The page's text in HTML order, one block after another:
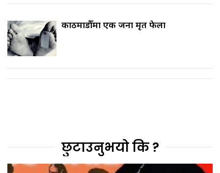
काठमाडौँमा एक जना मृत फेला
छुटाउनुभयो कि ?